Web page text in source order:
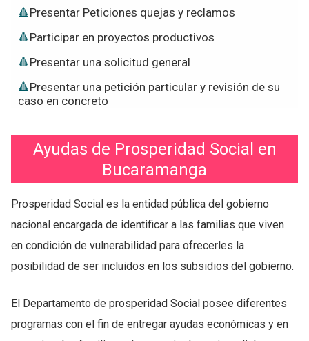
Presentar Peticiones quejas y reclamos
Participar en proyectos productivos
Presentar una solicitud general
Presentar una petición particular y revisión de su
caso en concreto
Ayudas de Prosperidad Social en
Bucaramanga
Prosperidad Social es la entidad pública del gobierno
nacional encargada de identificar a las familias que viven
en condición de vulnerabilidad para ofrecerles la
posibilidad de ser incluidos en los subsidios del gobierno.
El Departamento de prosperidad Social posee diferentes
programas con el fin de entregar ayudas económicas y en